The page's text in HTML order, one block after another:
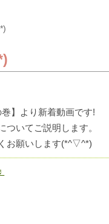
】より新着動画です!
ついてご説明します。
お願いします(*^▽^*)